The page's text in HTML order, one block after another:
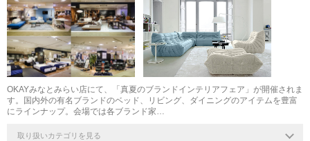
OKAYみなとみらい店にて、「真夏のブランドインテリアフェア」が開催されま
す。国内外の有名ブランドのベッド、リビング、ダイニングのアイテムを豊富
にラインナップ。会場では各ブランド家…
取り扱いカテゴリを見る